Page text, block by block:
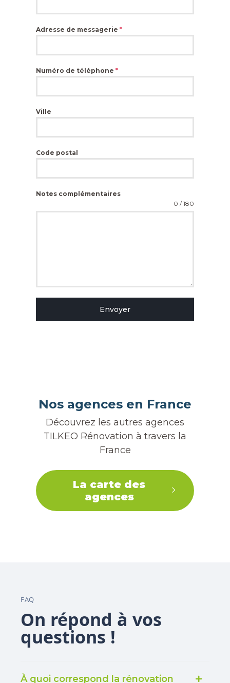
Adresse de messagerie *
Numéro de téléphone *
Ville
Code postal
Notes complémentaires
0 / 180
Envoyer
Nos agences en France
Découvrez les autres agences
TILKEO Rénovation à travers la
France
La carte des
agences
FAQ
On répond à vos
questions !
À quoi correspond la rénovation